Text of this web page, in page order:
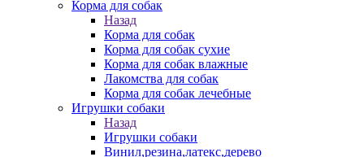
Корма для собак
Назад
Корма для собак
Корма для собак сухие
Корма для собак влажные
Лакомства для собак
Корма для собак лечебные
Игрушки собаки
Назад
Игрушки собаки
Винил,резина,латекс,дерево